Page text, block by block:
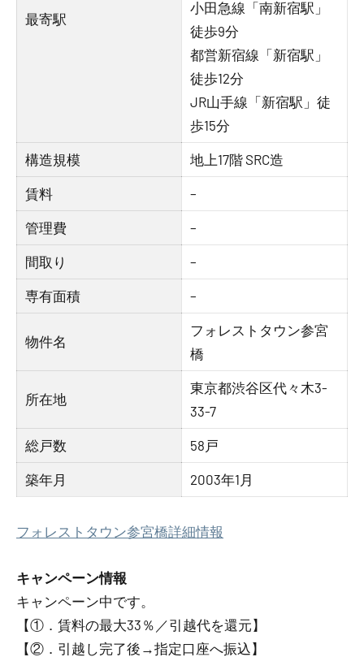
最寄駅
小田急線「南新宿駅」
徒歩9分
都営新宿線「新宿駅」
徒歩12分
JR山手線「新宿駅」徒
歩15分
構造規模 地上17階 SRC造
賃料 –
管理費 –
間取り –
専有面積 –
物件名
フォレストタウン参宮
橋
所在地
東京都渋谷区代々木3-
33-7
総戸数 58戸
築年月 2003年1月
フォレストタウン参宮橋詳細情報
キャンペーン情報
キャンペーン中です。
【①．賃料の最大33％／引越代を還元】
【②．引越し完了後→指定口座へ振込】